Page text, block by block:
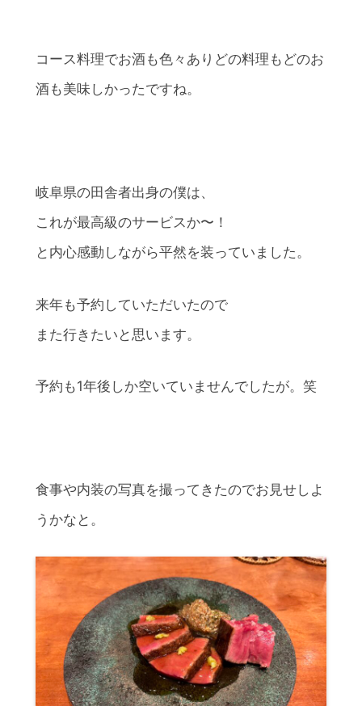
コース料理でお酒も色々ありどの料理もどのお
酒も美味しかったですね。
岐阜県の田舎者出身の僕は、
これが最高級のサービスか〜！
と内心感動しながら平然を装っていました。
来年も予約していただいたので
また行きたいと思います。
予約も1年後しか空いていませんでしたが。笑
食事や内装の写真を撮ってきたのでお見せしよ
うかなと。